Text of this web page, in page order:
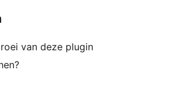
van deze plugin